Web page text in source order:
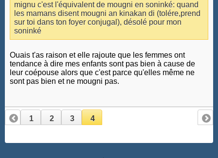
mignu c'est l'équivalent de mougni en soninké: quand
les mamans disent mougni an kinakan di (tolére,prend
sur toi dans ton foyer conjugal), désolé pour mon
soninké
Ouais t'as raison et elle rajoute que les femmes ont
tendance à dire mes enfants sont pas bien à cause de
leur coépouse alors que c'est parce qu'elles même ne
sont pas bien et ne mougni pas.
1 2 3 4